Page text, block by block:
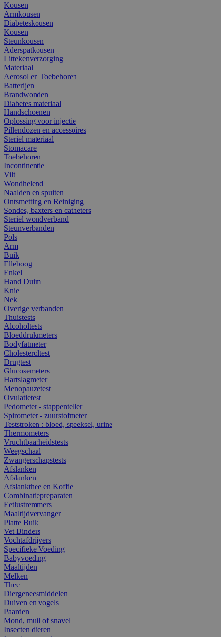
Kousen
Armkousen
Diabeteskousen
Kousen
Steunkousen
Aderspatkousen
Littekenverzorging
Materiaal
Aerosol en Toebehoren
Batterijen
Brandwonden
Diabetes materiaal
Handschoenen
Oplossing voor injectie
Pillendozen en accessoires
Steriel materiaal
Stomacare
Toebehoren
Incontinentie
Vilt
Wondhelend
Naalden en spuiten
Ontsmetting en Reiniging
Sondes, baxters en catheters
Steriel wondverband
Steunverbanden
Pols
Arm
Buik
Elleboog
Enkel
Hand Duim
Knie
Nek
Overige verbanden
Thuistests
Alcoholtests
Bloeddrukmeters
Bodyfatmeter
Cholesteroltest
Drugtest
Glucosemeters
Hartslagmeter
Menopauzetest
Ovulatietest
Pedometer - stappenteller
Spirometer - zuurstofmeter
Teststroken : bloed, speeksel, urine
Thermometers
Vruchtbaarheidstests
Weegschaal
Zwangerschapstests
Afslanken
Afslanken
Afslankthee en Koffie
Combinatiepreparaten
Eetlustremmers
Maaltijdvervanger
Platte Buik
Vet Binders
Vochtafdrijvers
Specifieke Voeding
Babyvoeding
Maaltijden
Melken
Thee
Diergeneesmiddelen
Duiven en vogels
Paarden
Mond, muil of snavel
Insecten dieren